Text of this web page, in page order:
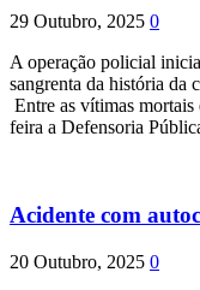
29 Outubro, 2025 0
A operação policial
sangrenta da história da
Entre as vítimas
feira a Defensoria
Acidente com
20 Outubro, 2025 0